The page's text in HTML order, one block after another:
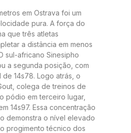
em Ostrava foi um
pura. A força do
que três atletas
a distância em menos
sul-africano Sinesipho
a segunda posição, com
14s78. Logo atrás, o
colega de treinos de
pódio em terceiro lugar,
14s97. Essa concentração
demonstra o nível elevado
progimento técnico dos